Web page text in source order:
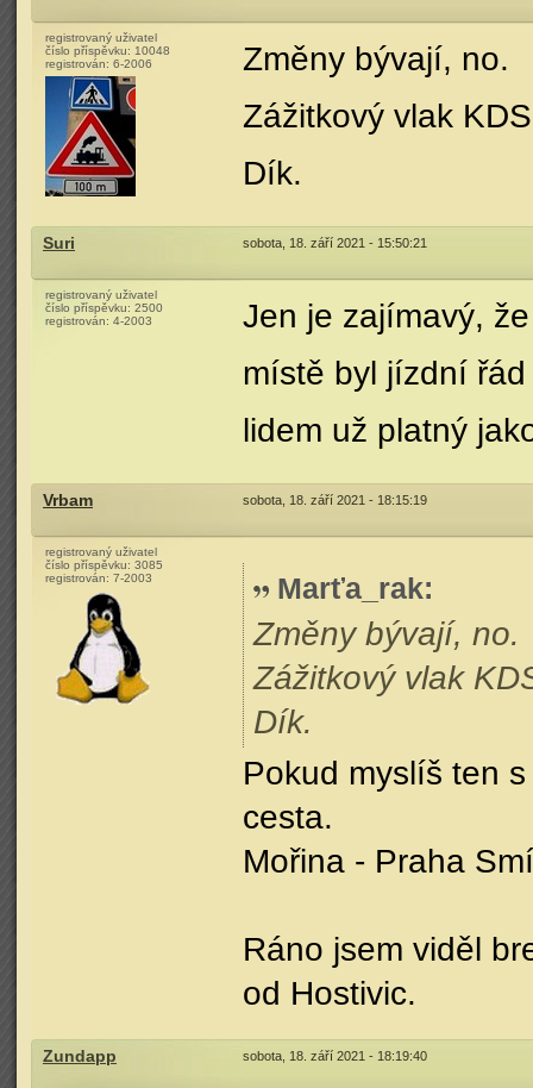
registrovaný uživatel
číslo příspěvku: 10048
registrován: 6-2006
Změny bývají, no.
Zážitkový vlak
Dík.
Suri sobota, 18. září 2021 - 15:50:21
registrovaný uživatel
číslo příspěvku: 2500
registrován: 4-2003
Jen je zajímavý,
místě byl jízdní
lidem už platný
Vrbam sobota, 18. září 2021 - 18:15:19
registrovaný uživatel
číslo příspěvku: 3085
registrován: 7-2003 Marťa_rak:
Změny bývají, no.
Zážitkový vlak
Dík.
Pokud myslíš ten
cesta.
Mořina - Praha
Ráno jsem viděl
od Hostivic.
Zundapp sobota, 18. září 2021 - 18:19:40